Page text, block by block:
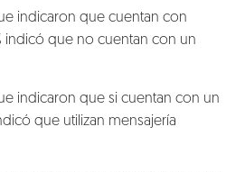
indicaron que cuentan con
indicó que no cuentan con un
indicaron que si cuentan con un
que utilizan mensajería